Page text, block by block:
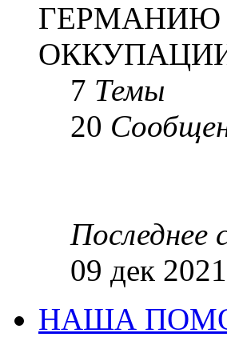
ГЕРМАНИЮ
7 Темы
20
Последнее
09 дек
НАША